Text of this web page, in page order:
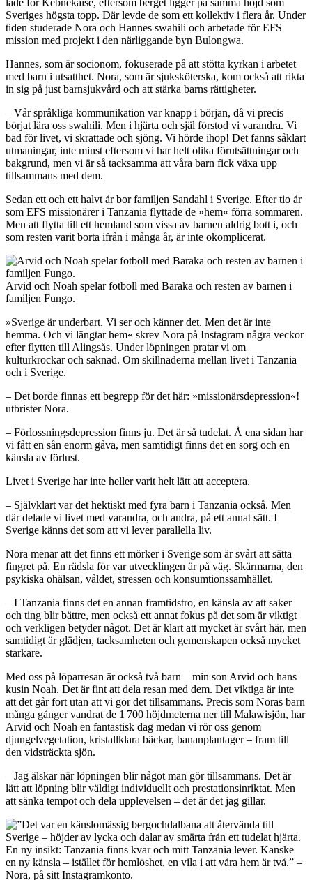
lade för Kebnekaise, eftersom berget ligger på samma höjd som
Sveriges högsta topp. Där levde de som ett kollektiv i flera år. Under
tiden studerade Nora och Hannes swahili och arbetade för EFS
mission med projekt i den närliggande byn Bulongwa.
Hannes, som är socionom, fokuserade på att stötta kyrkan i arbetet
med barn i utsatthet. Nora, som är sjuksköterska, kom också att rikta
in sig på just barnsjukvård och att stärka barns rättigheter.
– Vår språkliga kommunikation var knapp i början, då vi precis
börjat lära oss swahili. Men i hjärta och själ förstod vi varandra. Vi
bad för livet, vi skrattade och sjöng. Vi hörde ihop! Det fanns såklart
utmaningar, inte minst eftersom vi har helt olika förutsättningar och
bakgrund, men vi är så tacksamma att våra barn fick växa upp
tillsammans med dem.
Sedan ett och ett halvt år bor familjen Sandahl i Sverige. Efter tio år
som EFS missionärer i Tanzania flyttade de »hem« förra sommaren.
Men att flytta till ett hemland som vissa av barnen aldrig bott i, och
som resten varit borta ifrån i många år, är inte okomplicerat.
Arvid och Noah spelar fotboll med Baraka och resten av barnen i
familjen Fungo.
»Sverige är underbart. Vi ser och känner det. Men det är inte
hemma. Och vi längtar hem« skrev Nora på Instagram några veckor
efter flytten till Alingsås. Under löpningen pratar vi om
kulturkrockar och saknad. Om skillnaderna mellan livet i Tanzania
och i Sverige.
– Det borde finnas ett begrepp för det här: »missionärsdepression«!
utbrister Nora.
– Förlossningsdepression finns ju. Det är så tudelat. Å ena sidan har
vi fått en sån enorm gåva, men samtidigt finns det en sorg och en
känsla av förlust.
Livet i Sverige har inte heller varit helt lätt att acceptera.
– Självklart var det hektiskt med fyra barn i Tanzania också. Men
där delade vi livet med varandra, och andra, på ett annat sätt. I
Sverige känns det som att vi lever parallella liv.
Nora menar att det finns ett mörker i Sverige som är svårt att sätta
fingret på. En rädsla för var utvecklingen är på väg. Skärmarna, den
psykiska ohälsan, våldet, stressen och konsumtionssamhället.
– I Tanzania finns det en annan framtidstro, en känsla av att saker
och ting blir bättre, men också ett annat fokus på det som är viktigt
och verkligen betyder något. Det är klart att mycket är svårt här, men
samtidigt är glädjen, tacksamheten och gemenskapen också mycket
starkare.
Med oss på löparresan är också två barn – min son Arvid och hans
kusin Noah. Det är fint att dela resan med dem. Det viktiga är inte
att det går fort utan att vi gör det tillsammans. Precis som Noras barn
många gånger vandrat de 1 700 höjdmeterna ner till Malawisjön, har
Arvid och Noah en fantastisk dag medan vi rör oss genom
djungelvegetation, kristallklara bäckar, bananplantager – fram till
den vidsträckta sjön.
– Jag älskar när löpningen blir något man gör tillsammans. Det är
lätt att löpning blir väldigt individuellt och prestationsinriktat. Men
att sänka tempot och dela upplevelsen – det är det jag gillar.